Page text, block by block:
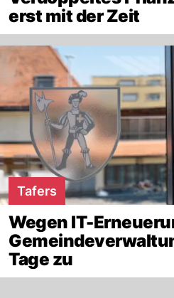
erst mit der Zeit
Tafers
Wegen IT-
Tage zu